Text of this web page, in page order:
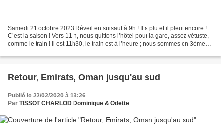
Samedi 21 octobre 2023 Réveil en sursaut à 9h ! Il a plu et il pleut encore !
C’est la saison ! Vers 11 h, nous quittons l’hôtel pour la gare, assez vétuste,
comme le train ! Il est 11h30, le train est à l’heure ; nous sommes en 3ème
Retour, Emirats, Oman jusqu'au sud
Publié le 22/02/2020 à 13:26
Par TISSOT CHARLOD Dominique & Odette